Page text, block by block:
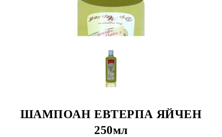
ШАМПОАН ЕВТЕРПА ЯЙЧЕН
250мл